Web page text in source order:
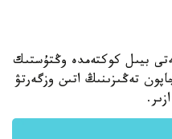
بيىل كوكتەمدە وڭتۇستىك
تەڭىزىنىڭ اتىن وزگەرتۋ